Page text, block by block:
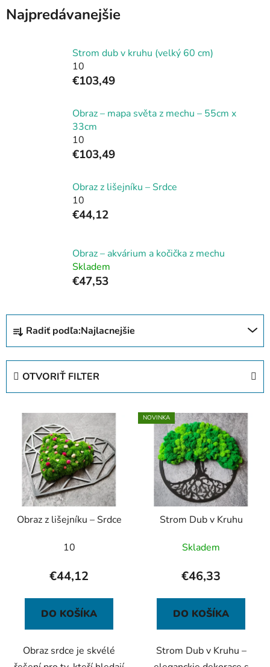
Najpredávanejšie
Strom dub v kruhu (velký 60 cm)
10
€103,49
Obraz – mapa světa z mechu – 55cm x
33cm
10
€103,49
Obraz z lišejníku – Srdce
10
€44,12
Obraz – akvárium a kočička z mechu
Skladem
€47,53
R
d
Radiť podľa:Najlacnejšie
OTVORIŤ FILTER
Obraz z lišejníku – Srdce
10
€44,12
DO KOŠÍKA
Obraz srdce je skvélé
NOVINKA
Strom Dub v Kruhu
Skladem
€46,33
DO KOŠÍKA
Strom Dub v Kruhu –